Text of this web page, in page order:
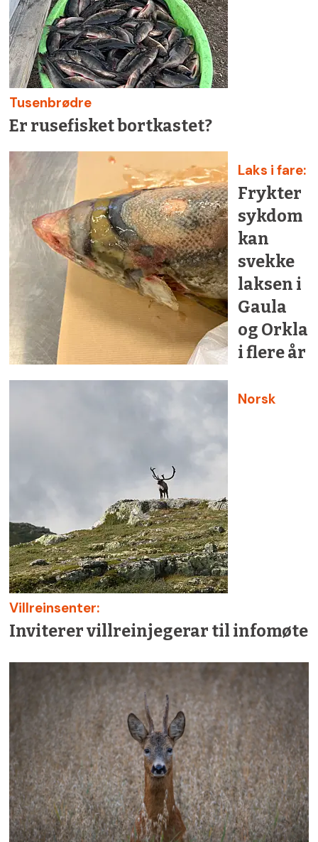
Tusenbrødre
Er rusefisket bortkastet?
Laks i fare:
Frykter
sykdom
kan
svekke
laksen i
Gaula
og Orkla
i flere år
Norsk
Villreinsenter:
Inviterer villreinjegerar til infomøte